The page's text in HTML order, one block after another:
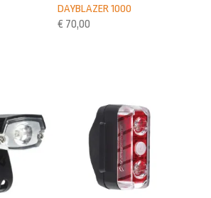
DAYBLAZER 1000
€ 70,00